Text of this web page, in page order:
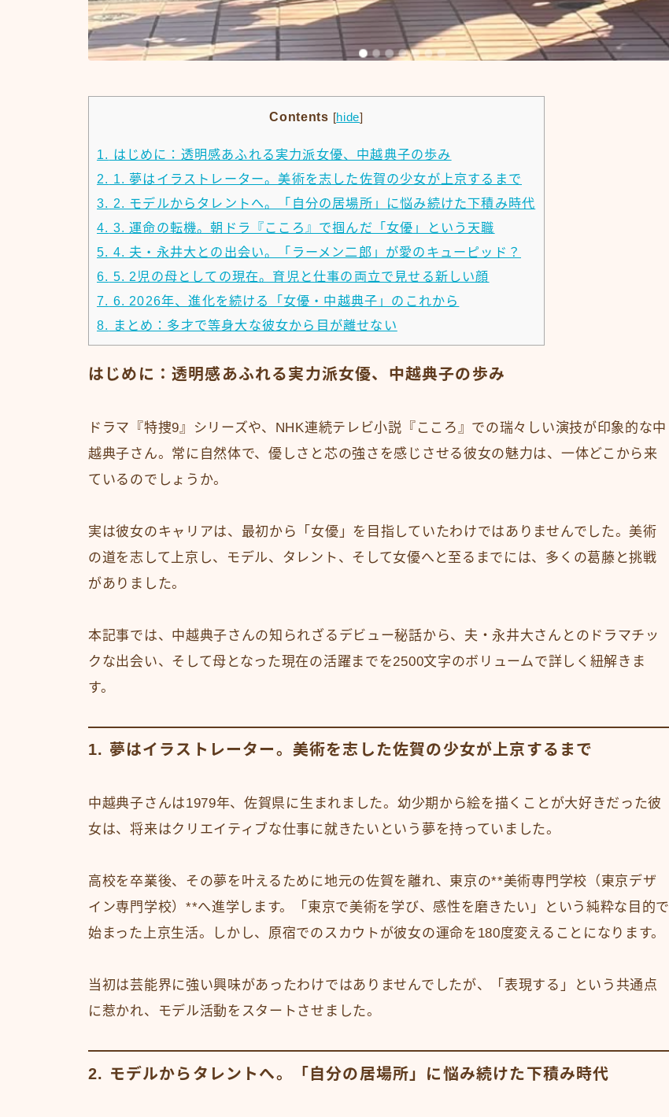
Contents [hide]
1.
はじめに：透明感あふれる実力派女優、中越典子の歩み
2.
1. 夢はイラストレーター。美術を志した佐賀の少女が上京するまで
3.
2. モデルからタレントへ。「自分の居場所」に悩み続けた下積み時代
4.
3. 運命の転機。朝ドラ『こころ』で掴んだ「女優」という天職
5.
4. 夫・永井大との出会い。「ラーメン二郎」が愛のキューピッド？
6.
5. 2児の母としての現在。育児と仕事の両立で見せる新しい顔
7.
6. 2026年、進化を続ける「女優・中越典子」のこれから
8.
まとめ：多才で等身大な彼女から目が離せない
はじめに：透明感あふれる実力派女優、中越典子の歩み
ドラマ『特捜9』シリーズや、NHK連続テレビ小説『こころ』での瑞々しい演技が印象的な中
越典子さん。常に自然体で、優しさと芯の強さを感じさせる彼女の魅力は、一体どこから来
ているのでしょうか。
実は彼女のキャリアは、最初から「女優」を目指していたわけではありませんでした。美術
の道を志して上京し、モデル、タレント、そして女優へと至るまでには、多くの葛藤と挑戦
がありました。
本記事では、中越典子さんの知られざるデビュー秘話から、夫・永井大さんとのドラマチッ
クな出会い、そして母となった現在の活躍までを2500文字のボリュームで詳しく紐解きま
す。
1. 夢はイラストレーター。美術を志した佐賀の少女が上京するまで
中越典子さんは1979年、佐賀県に生まれました。幼少期から絵を描くことが大好きだった彼
女は、将来はクリエイティブな仕事に就きたいという夢を持っていました。
高校を卒業後、その夢を叶えるために地元の佐賀を離れ、東京の**美術専門学校（東京デザ
イン専門学校）**へ進学します。「東京で美術を学び、感性を磨きたい」という純粋な目的で
始まった上京生活。しかし、原宿でのスカウトが彼女の運命を180度変えることになります。
当初は芸能界に強い興味があったわけではありませんでしたが、「表現する」という共通点
に惹かれ、モデル活動をスタートさせました。
2. モデルからタレントへ。「自分の居場所」に悩み続けた下積み時代